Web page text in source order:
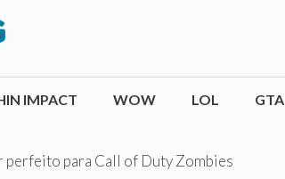
IMPACT WOW LOL GTA
para Call of Duty Zombies